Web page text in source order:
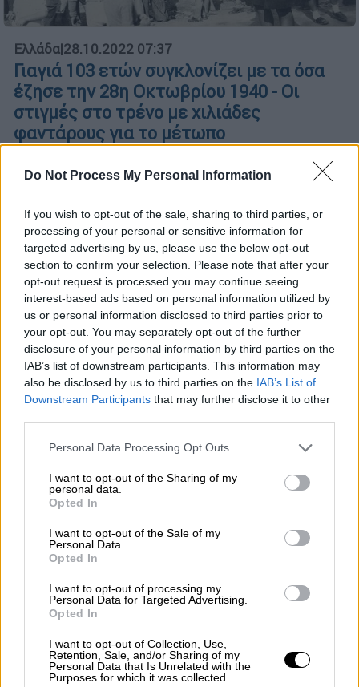
Do Not Process My Personal Information
If you wish to opt-out of the sale, sharing to third parties, or
processing of your personal or sensitive information for
targeted advertising by us, please use the below opt-out
section to confirm your selection. Please note that after your
opt-out request is processed you may continue seeing
interest-based ads based on personal information utilized by
us or personal information disclosed to third parties prior to
your opt-out. You may separately opt-out of the further
disclosure of your personal information by third parties on the
IAB’s list of downstream participants. This information may
also be disclosed by us to third parties on the IAB’s List of
Downstream Participants that may further disclose it to other
Please note that this website/app uses one or more Google
not limited to your visit or usage behaviour. You may click to
grant or deny consent to Google and its third-party tags to
use your data for below specified purposes in below Google
consent section.
Personal Data Processing Opt Outs
I want to opt-out of the Sharing of my
personal data.
Opted In
I want to opt-out of the Sale of my
Personal Data.
Opted In
I want to opt-out of processing my
Personal Data for Targeted Advertising.
Opted In
I want to opt-out of Collection, Use,
Retention, Sale, and/or Sharing of my
Personal Data that Is Unrelated with the
Purposes for which it was collected.
Ελλάδα|28.10.2022 07:37
Γιαγιά 103 ετών συγκλονίζει με τα όσα
έζησε την 28η Οκτωβρίου 1940 - Οι
στιγμές στο τρένο με χιλιάδες
φαντάρους για το μέτωπο
Τις συγκλονιστικές στιγμές που βίωναν οι
Έλληνες τις πρώτες ώρες της
Οκτωβρίου 1940 αποκαλύπτει μία
υπεραιωνόβια γιαγιά με καταγωγή από την
Άνω Στενή Ευβοίας
Travel|12.03.2022 07:30
καταπράσινο χωριό που κέρδισε τον
τίτλο της «Αράχωβας της Εύβοιας»
Ξέρεις πού θα πας μόλις ο ήλιος κάνει την
εμφάνισή του